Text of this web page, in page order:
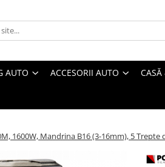
AUTO ACCESORII AUTO
1600W, Mandrina B16 (3-16mm), 5